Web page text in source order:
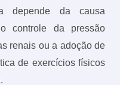
depende da causa
controle da pressão
renais ou a adoção de
de exercícios físicos